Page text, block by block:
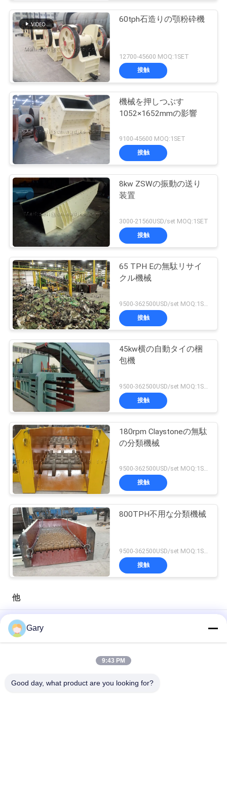
60tph石造りの顎粉砕機
12700-45600 MOQ:1SET
接触
機械を押しつぶす
1052×1652mmの影響
9100-45600 MOQ:1SET
接触
8kw ZSWの振動の送り
装置
3000-21560USD/set MOQ:1SET
接触
65 TPH Eの無駄リサイ
クル機械
接触
45kw横の自動タイの梱
包機
接触
180rpm Claystoneの無駄
の分類機械
9500-362500USD/set MOQ:1SET
接触
800TPH不用な分類機械
9500-362500USD/set MOQ:1SET
接触
他
50CBM 2.8Mの直径8.4Mの長さの高圧タンク
20TPH 45%の粒度0.35mmの排水の振動スクリーン
23r/min 900×1800mmの横のタイプ90%のアルミナはさみ金の
Gary
9:43 PM
Good day, what product are you looking for?